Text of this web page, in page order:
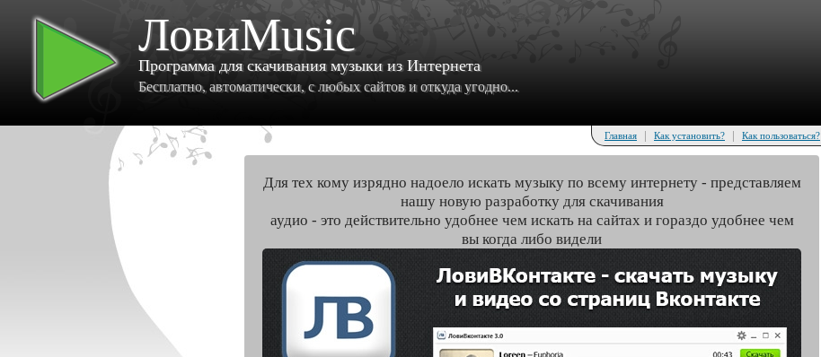
ЛовиMusic
Программа для скачивания музыки из Интернета
Бесплатно, автоматически, с любых сайтов и откуда угодно...
Главная | Как установить? | Как пользоваться?
Для тех кому изрядно надоело искать музыку по всему интернету - представляем
нашу новую разработку для скачивания
аудио - это действительно удобнее чем искать на сайтах и гораздо удобнее чем
вы когда либо видели